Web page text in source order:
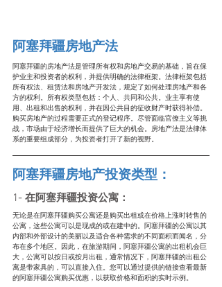
阿塞拜疆房地产法
阿塞拜疆的房地产法是管理所有权和房地产交易的基础，旨在保
护业主和投资者的权利，并提供明确的法律框架。法律框架包括
所有权法、租赁法和房地产开发法，规定了如何处理房地产和各
方的权利。所有权类型包括：个人、共同和公共。业主享有使
用、出租和出售的权利，并在因公共目的征收财产时获得补偿。
购买房地产的过程需要正式的登记程序。尽管面临官僚主义等挑
战，市场由于经济增长而提供了巨大的机会。房地产法是法律体
系的重要组成部分，为投资者打开了新的视野。
阿塞拜疆房地产投资类型：
1- 在阿塞拜疆投资公寓：
无论是在阿塞拜疆购买公寓还是购买出租或在价格上涨时转售的
公寓，这些公寓可以是现成的或在建中的。阿塞拜疆的公寓以其
内部和外部设计的美丽以及适合各种需求的不同面积而闻名，分
布在多个地区。因此，在旅游期间，阿塞拜疆公寓的出租机会巨
大，公寓可以按日或按月出租，通常情况下，阿塞拜疆的出租公
寓是带家具的，可以直接入住。您可以通过提供的链接查看最新
的阿塞拜疆公寓购买优惠，以获取价格和面积的实时示例。